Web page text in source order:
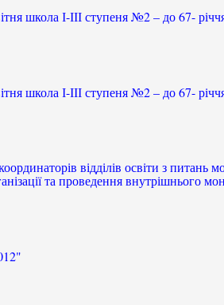
школа І-ІІІ ступеня №2 – до 67-
школа І-ІІІ ступеня №2 – до 67-
відділів освіти з питань
та проведення внутрішнього